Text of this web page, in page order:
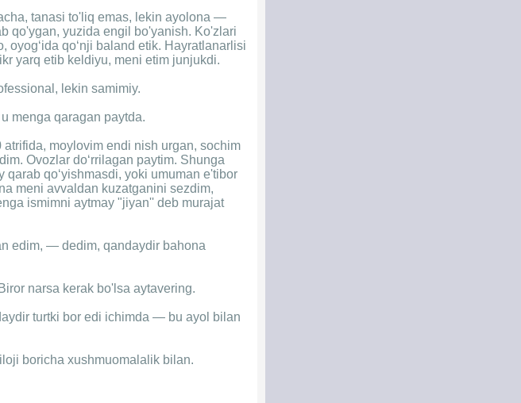
tanasi to'liq emas, lekin ayolona —
qo'ygan, yuzida engil bo'yanish. Ko'zlari
oyog‘ida qo‘nji baland etik. Hayratlanarlisi
yarq etib keldiyu, meni etim junjukdi.
lekin samimiy.
menga qaragan paytda.
atrifida, moylovim endi nish urgan, sochim
Ovozlar do‘rrilagan paytim. Shunga
qo‘yishmasdi, yoki umuman e'tibor
meni avvaldan kuzatganini sezdim,
ismimni aytmay "jiyan'' deb murajat
edim, — dedim, qandaydir bahona
narsa kerak bo'lsa aytavering.
turtki bor edi ichimda — bu ayol bilan
boricha xushmuomalalik bilan.